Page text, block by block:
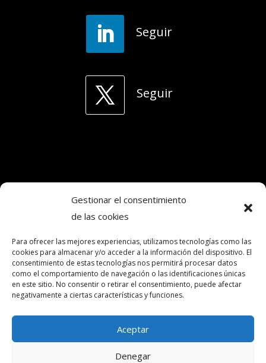
Gestionar el consentimiento
de las cookies
Para ofrecer las mejores experiencias, utilizamos tecnologías como las
cookies para almacenar y/o acceder a la información del dispositivo. El
consentimiento de estas tecnologías nos permitirá procesar datos
como el comportamiento de navegación o las identificaciones únicas
en este sitio. No consentir o retirar el consentimiento, puede afectar
negativamente a ciertas características y funciones.
Aceptar
Denegar
Seguir
Seguir
Copyright © 2024. Todos los derechos
reservados.Frecuencia Murcia Económica.
intereconomia@frecuenciamurcia.es
Política de privacidad
Política de cookies (UE)
Contactar